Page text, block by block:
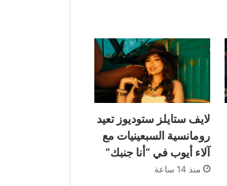
لايف ستايلز ستوديوز تعيد
رومانسية السبعينيات مع
آلاء أيوب في “أنا جنبك”
منذ 14 ساعة